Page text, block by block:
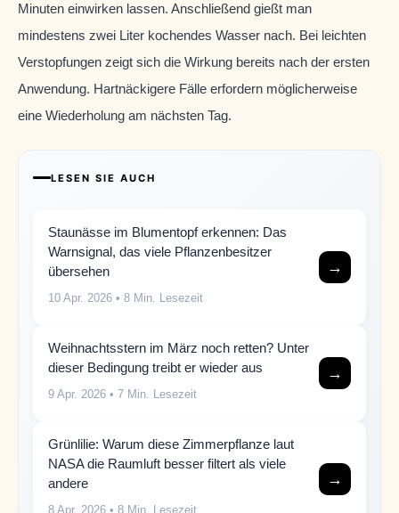
Minuten einwirken lassen. Anschließend gießt man
mindestens zwei Liter kochendes Wasser nach. Bei leichten
Verstopfungen zeigt sich die Wirkung bereits nach der ersten
Anwendung. Hartnäckigere Fälle erfordern möglicherweise
eine Wiederholung am nächsten Tag.
LESEN SIE AUCH
Staunässe im Blumentopf erkennen: Das
Warnsignal, das viele Pflanzenbesitzer
übersehen
10 Apr. 2026 • 8 Min. Lesezeit
→
Weihnachtsstern im März noch retten? Unter
dieser Bedingung treibt er wieder aus
9 Apr. 2026 • 7 Min. Lesezeit
→
Grünlilie: Warum diese Zimmerpflanze laut
NASA die Raumluft besser filtert als viele
andere
8 Apr. 2026 • 8 Min. Lesezeit
→